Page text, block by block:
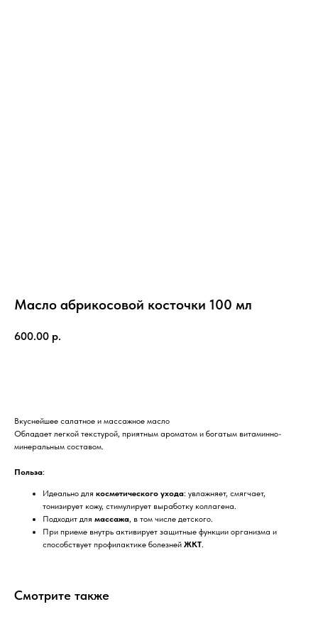
Масло абрикосовой косточки 100 мл
600.00 р.
Вкуснейшее салатное и массажное масло
Обладает легкой текстурой, приятным ароматом и богатым витаминно-
минеральным составом.
Польза:
Идеально для косметического ухода: увлажняет, смягчает,
тонизирует кожу, стимулирует выработку коллагена.
Подходит для массажа, в том числе детского.
При приеме внутрь активирует защитные функции организма и
способствует профилактике болезней ЖКТ.
Смотрите также